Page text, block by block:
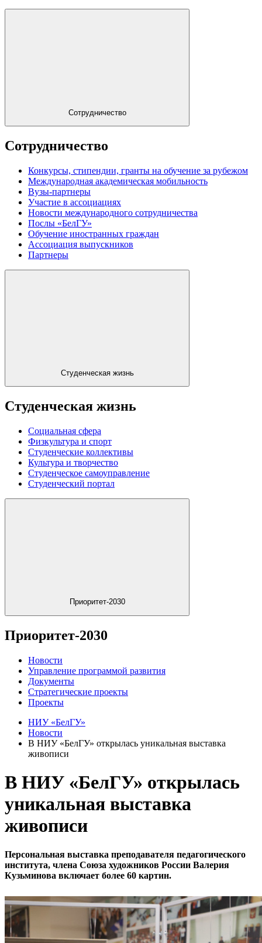
Сотрудничество
Сотрудничество
Конкурсы, стипендии, гранты на обучение за рубежом
Международная академическая мобильность
Вузы-партнеры
Участие в ассоциациях
Новости международного сотрудничества
Послы «БелГУ»
Обучение иностранных граждан
Ассоциация выпускников
Партнеры
Студенческая жизнь
Студенческая жизнь
Социальная сфера
Физкультура и спорт
Студенческие коллективы
Культура и творчество
Студенческое самоуправление
Студенческий портал
Приоритет-2030
Приоритет-2030
Новости
Управление программой развития
Документы
Стратегические проекты
Проекты
НИУ «БелГУ»
Новости
В НИУ «БелГУ» открылась уникальная выставка
живописи
В НИУ «БелГУ» открылась
уникальная выставка
живописи
Персональная выставка преподавателя педагогического
института, члена Союза художников России Валерия
Кузьминова включает более 60 картин.